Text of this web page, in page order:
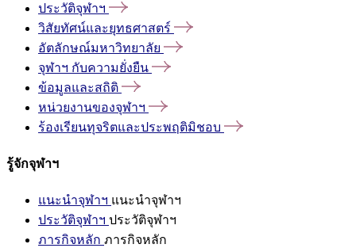
ประวัติจุฬาฯ
วิสัยทัศน์และยุทธศาสตร์
อัตลักษณ์มหาวิทยาลัย
จุฬาฯ กับความยั่งยืน
ข้อมูลและสถิติ
หน่วยงานของจุฬาฯ
ร้องเรียนทุจริตและประพฤติมิชอบ
รู้จักจุฬาฯ
แนะนำจุฬาฯ แนะนำจุฬาฯ
ประวัติจุฬาฯ ประวัติจุฬาฯ
ภารกิจหลัก ภารกิจหลัก